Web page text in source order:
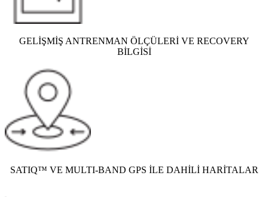
GELİŞMİŞ ANTRENMAN ÖLÇÜLERİ VE RECOVERY
BİLGİSİ
SATIQ™ VE MULTI-BAND GPS İLE DAHİLİ HARİTALAR